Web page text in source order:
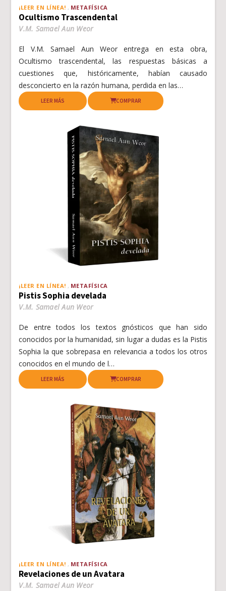
¡LEER EN LÍNEA! METAFÍSICA
Ocultismo Trascendental
V.M. Samael Aun Weor
El V.M. Samael Aun Weor entrega en esta obra,
Ocultismo trascendental, las respuestas básicas a
cuestiones que, históricamente, habían causado
desconcierto en la razón humana, perdida en las…
LEER MÁS COMPRAR
¡LEER EN LÍNEA! METAFÍSICA
Pistis Sophia develada
V.M. Samael Aun Weor
De entre todos los textos gnósticos que han sido
conocidos por la humanidad, sin lugar a dudas es la Pistis
Sophia la que sobrepasa en relevancia a todos los otros
conocidos en el mundo de l…
LEER MÁS COMPRAR
¡LEER EN LÍNEA! METAFÍSICA
Revelaciones de un Avatara
V.M. Samael Aun Weor